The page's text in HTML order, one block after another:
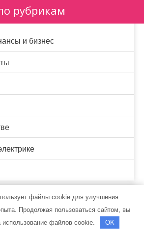
рубрикам
и бизнес
выбрали нас
файлы cookie для улучшения
Продолжая пользоваться сайтом, вы
использование файлов cookie.
OK